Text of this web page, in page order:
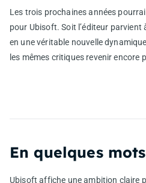
Les trois prochaines années
pour Ubisoft. Soit l’éditeur
en une véritable nouvelle
les mêmes critiques revenir encore
En quelques mots
Ubisoft affiche une ambition claire